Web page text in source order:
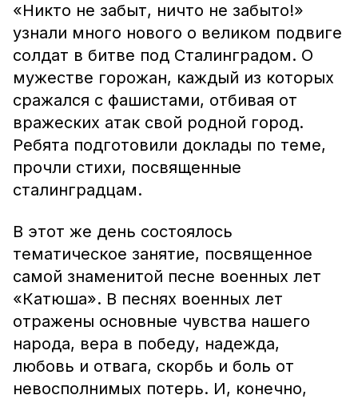
«Никто не забыт, ничто не забыто!»
узнали много нового о великом подвиге
солдат в битве под Сталинградом. О
мужестве горожан, каждый из которых
сражался с фашистами, отбивая от
вражеских атак свой родной город.
Ребята подготовили доклады по теме,
прочли стихи, посвященные
сталинградцам.
В этот же день состоялось
тематическое занятие, посвященное
самой знаменитой песне военных лет
«Катюша». В песнях военных лет
отражены основные чувства нашего
народа, вера в победу, надежда,
любовь и отвага, скорбь и боль от
невосполнимых потерь. И, конечно,